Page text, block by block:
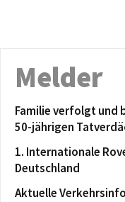
Melder
Familie verfolgt und
50-jährigen
1. Internationale
Deutschland
Aktuelle